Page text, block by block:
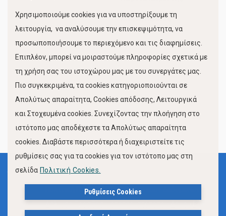
Κίνηση Λιμένος
FOLLOW US
Όροι Χρήσης
Πολιτική Προστασίας Προσωπικών Δεδομένων
Χρησιμοποιούμε cookies για να υποστηρίξουμε τη
λειτουργία, να αναλύσουμε την επισκεψιμότητα, να
προσωποποιήσουμε το περιεχόμενο και τις διαφημίσεις.
Επιπλέον, μπορεί να μοιραστούμε πληροφορίες σχετικά με
τη χρήση σας του ιστοχώρου μας με του συνεργάτες μας.
Πιο συγκεκριμένα, τα cookies κατηγοριοποιούνται σε
Απολύτως απαραίτητα, Cookies απόδοσης, Λειτουργικά
και Στοχευμένα cookies. Συνεχίζοντας την πλοήγηση στο
ιστότοπο μας αποδέχεστε τα Απολύτως απαραίτητα
cookies. Διαβάστε περισσότερα ή διαχειριστείτε τις
ρυθμίσεις σας για τα cookies για τον ιστότοπο μας στη
σελίδα Πολιτική Cookies.
Ρυθμίσεις Cookies